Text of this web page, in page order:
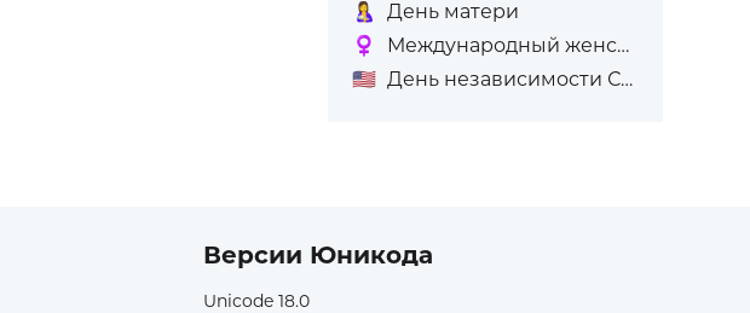
🤱
День матери
♀️
Международный женский день (8-е марта)
🇺🇸 День независимости США
Версии Юникода
Unicode 18.0